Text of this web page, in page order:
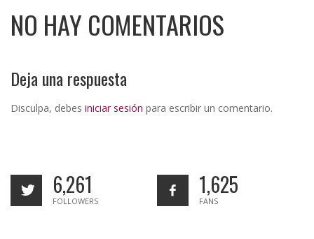
NO HAY COMENTARIOS
Deja una respuesta
Disculpa, debes iniciar sesión para escribir un comentario.
6,261
FOLLOWERS
1,625
FANS